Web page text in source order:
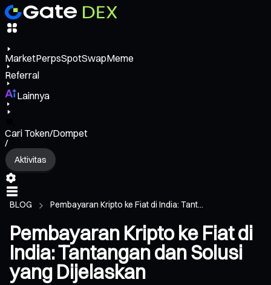
MarketPerpsSpotSwapMeme
Referral
Lainnya
Cari Token/Dompet
/
Aktivitas
BLOG Pembayaran Kripto ke Fiat di India: Tant...
Pembayaran Kripto ke Fiat di
India: Tantangan dan Solusi
yang Dijelaskan